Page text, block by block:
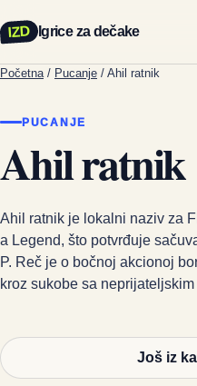
IZD Igrice za dečake
Početna / Pucanje / Ahil ratnik
PUCANJE
Ahil ratnik
Ahil ratnik je lokalni naziv za
a Legend, što potvrđuje
P. Reč je o bočnoj akcionoj
kroz sukobe sa
Još iz